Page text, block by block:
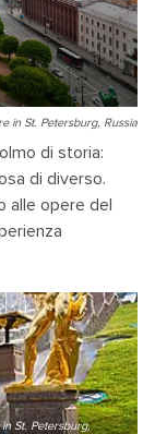
in St. Petersburg, Russia
di storia:
di diverso.
alle opere del
St. Petersburg,